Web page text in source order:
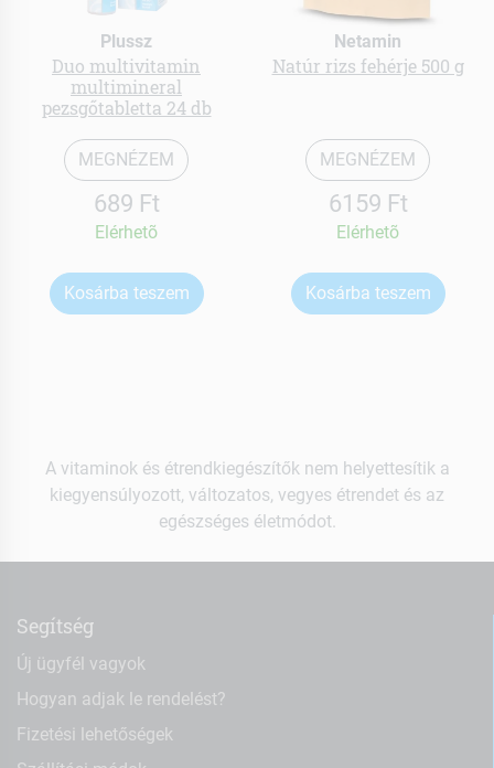
Plussz
Duo multivitamin
multimineral
pezsgőtabletta 24 db
MEGNÉZEM
689 Ft
Elérhetõ
Kosárba teszem
Netamin
Natúr rizs fehérje 500 g
MEGNÉZEM
6159 Ft
Elérhetõ
Kosárba teszem
A vitaminok és étrendkiegészítők nem helyettesítik a
kiegyensúlyozott, változatos, vegyes étrendet és az
egészséges életmódot.
Segítség
Új ügyfél vagyok
Hogyan adjak le rendelést?
Fizetési lehetőségek